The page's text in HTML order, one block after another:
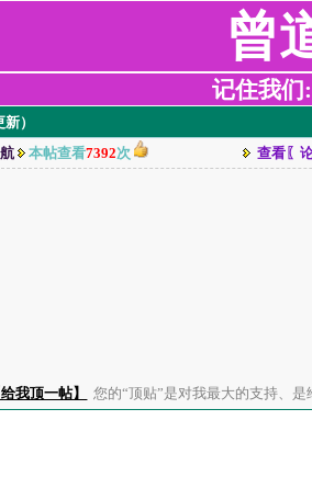
曾
记住我们
）
本帖查看7392次 查看〖
给我顶一帖】 您的“顶贴”是对我最大的支持、